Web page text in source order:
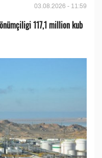
03.08.2026 - 11:59
117,1 million kub